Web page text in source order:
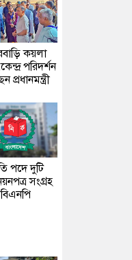
কয়লা
পরিদর্শন
প্রধানমন্ত্রী
পদে দুটি
সংগ্রহ